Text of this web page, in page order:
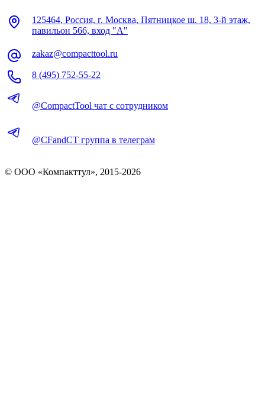
125464, Россия, г. Москва, Пятницкое ш. 18, 3-й этаж,
павильон 566, вход "А"
zakaz@compacttool.ru
8 (495) 752-55-22
@CompactTool чат с сотрудником
@CFandCT группа в телеграм
© OOO «Компакттул», 2015-2026